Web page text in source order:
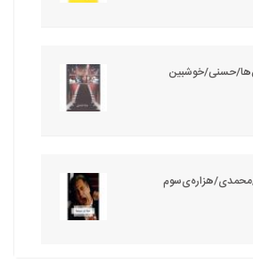
حسنی/خوشبین
محمدی/هزاره‌ی‌‌سوم